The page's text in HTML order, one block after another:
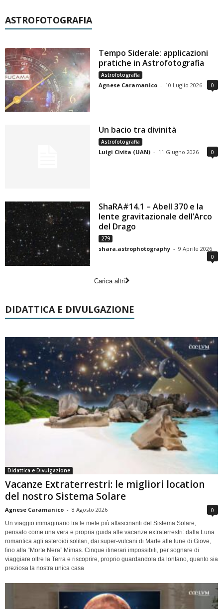
ASTROFOTOGRAFIA
Tempo Siderale: applicazioni
pratiche in Astrofotografia
Astrofotografia
Agnese Caramanico - 10 Luglio 2026 0
Un bacio tra divinità
Astrofotografia
Luigi Civita (UAN) - 11 Giugno 2026 0
ShaRA#14.1 – Abell 370 e la
lente gravitazionale dell’Arco
del Drago
279
shara.astrophotography - 9 Aprile 2026
0
Carica altri
DIDATTICA E DIVULGAZIONE
Didattica e Divulgazione
Vacanze Extraterrestri: le migliori location
del nostro Sistema Solare
Agnese Caramanico - 8 Agosto 2026 0
Un viaggio immaginario tra le mete più affascinanti del Sistema Solare,
pensato come una vera e propria guida alle vacanze extraterrestri: dalla Luna
romantica agli asteroidi solitari, dai super-vulcani di Marte alle lune di Giove,
fino alla “Morte Nera” Mimas. Cinque itinerari impossibili, per sognare di
viaggiare oltre la Terra e riscoprire, proprio guardandola da lontano, quanto sia
preziosa la nostra unica casa